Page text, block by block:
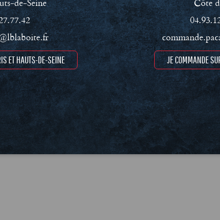
RSE Conditions Générales de Vente (CGV) Mentions
ET HAUTS-DE-SEINE JE COMMANDE